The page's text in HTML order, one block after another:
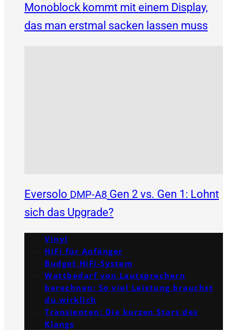
Monoblock kommt mit einem Display,
das man erstmal sacken lassen muss
Eversolo DMP-A8 Gen 2 vs. Gen 1: Lohnt
sich das Upgrade?
Vinyl
HiFi für Anfänger
Budget HiFi-System
Wattbedarf von Lautsprechern
berechnen: So viel Leistung brauchst
du wirklich
Transienten: Die kurzen Stars des
Klangs